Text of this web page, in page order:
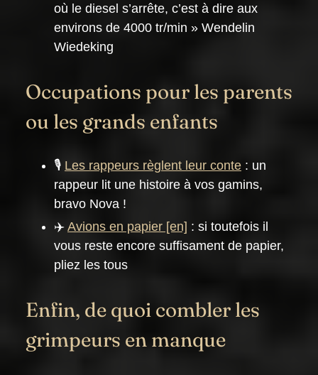
où le diesel s’arrête, c’est à dire aux
environs de 4000 tr/min » Wendelin
Wiedeking
Occupations pour les parents
ou les grands enfants
🎙️ Les rappeurs règlent leur conte : un
rappeur lit une histoire à vos gamins,
bravo Nova !
✈️ Avions en papier
: si toutefois il
vous reste encore suffisament de papier,
pliez les tous
Enfin, de quoi combler les
grimpeurs en manque